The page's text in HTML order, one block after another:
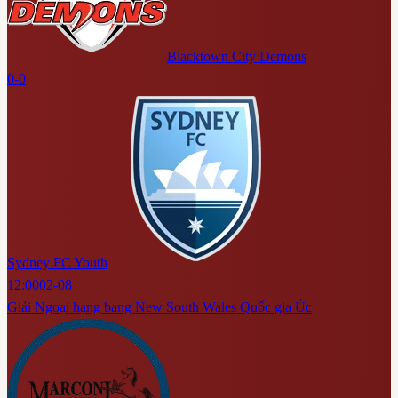
Blacktown City Demons
0-0
Sydney FC Youth
12:0002-08
Giải Ngoại hạng bang New South Wales Quốc gia Úc